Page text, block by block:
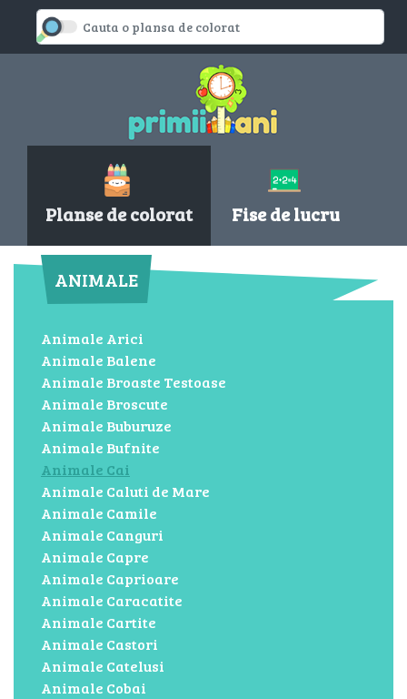
Planse de colorat Fise de lucru
ANIMALE
Animale Arici
Animale Balene
Animale Broaste Testoase
Animale Broscute
Animale Buburuze
Animale Bufnite
Animale Cai
Animale Caluti de Mare
Animale Camile
Animale Canguri
Animale Capre
Animale Caprioare
Animale Caracatite
Animale Cartite
Animale Castori
Animale Catelusi
Animale Cobai